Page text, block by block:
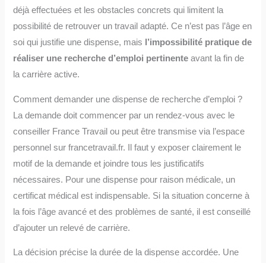
déjà effectuées et les obstacles concrets qui limitent la
possibilité de retrouver un travail adapté. Ce n’est pas l’âge en
soi qui justifie une dispense, mais
l’impossibilité pratique de
réaliser une recherche d’emploi pertinenteavant la fin de
la carrière active.
Comment demander une dispense de recherche d’emploi ?
La demande doit commencer par un rendez-vous avec le
conseiller France Travail ou peut être transmise via l’espace
personnel sur francetravail.fr. Il faut y exposer clairement le
motif de la demande et joindre tous les justificatifs
nécessaires. Pour une dispense pour raison médicale, un
certificat médical est indispensable. Si la situation concerne à
la fois l’âge avancé et des problèmes de santé, il est conseillé
d’ajouter un relevé de carrière.
La décision précise la durée de la dispense accordée. Une